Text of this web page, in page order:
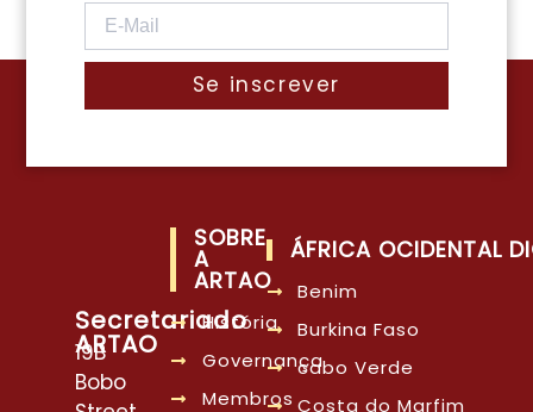
Se inscrever
Secretariado
ARTAO
19B
Bobo
SOBRE
A
ARTAO
História
Governança
Membros
ÁFRICA OCIDENTAL
Benim
Burkina Faso
cabo Verde
Costa do Marfim